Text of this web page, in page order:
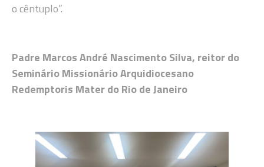
o cêntuplo”.
Padre Marcos André Nascimento Silva, reitor do
Seminário Missionário Arquidiocesano
Redemptoris Mater do Rio de Janeiro